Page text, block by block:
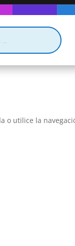
o utilice la